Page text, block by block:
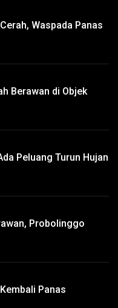
Waspada Panas
Berawan di Objek
Peluang Turun Hujan
Probolinggo
Panas